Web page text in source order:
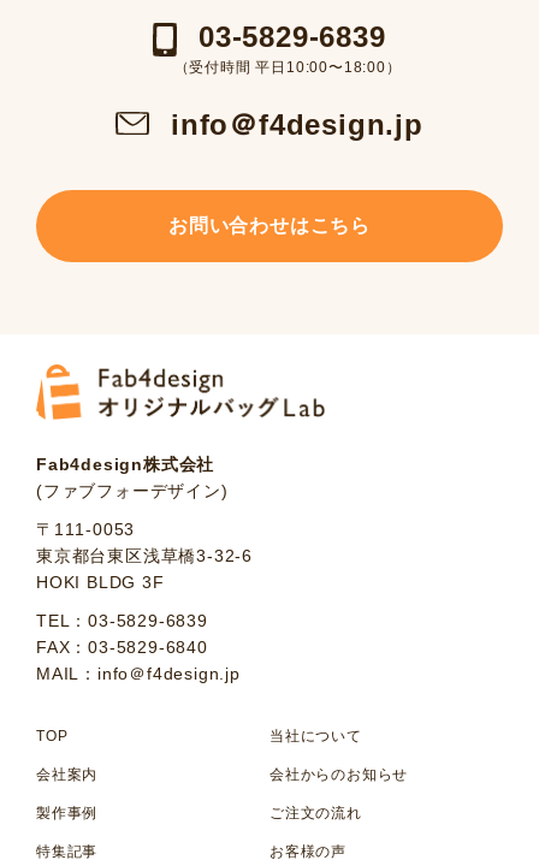
03-5829-6839
（受付時間 平日10:00〜18:00）
info＠f4design.jp
お問い合わせはこちら
Fab4design株式会社
(ファブフォーデザイン)
〒111-0053
東京都台東区浅草橋3-32-6
HOKI BLDG 3F
TEL：03-5829-6839
FAX：03-5829-6840
MAIL：info＠f4design.jp
TOP 当社について
会社案内 会社からのお知らせ
製作事例 ご注文の流れ
特集記事 お客様の声